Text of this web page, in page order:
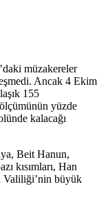
müzakereler
Ancak 4 Ekim
155
yüzde
kalacağı
Beit Hanun,
kısımları, Han
Valiliği’nin büyük